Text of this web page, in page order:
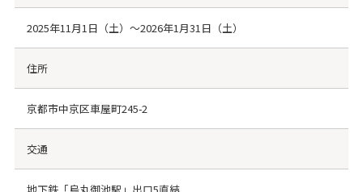
2025年11月1日（土）～2026年1月31日（土）
住所
京都市中京区車屋町245-2
交通